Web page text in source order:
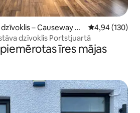
– Causeway C
Vidējais
4,94 (130)
dzīvoklis Portstjuartā
īres mājas
mājoklis